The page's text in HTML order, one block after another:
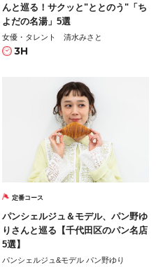
んと巡る！サクッと"ととのう"「ち
よだの名湯」5選
女優・タレント 清水みさと
3H
定番コース
パンシェルジュ＆モデル、パン野ゆ
りさんと巡る【千代田区のパン名店
5選】
パンシェルジュ&モデル パン野ゆり